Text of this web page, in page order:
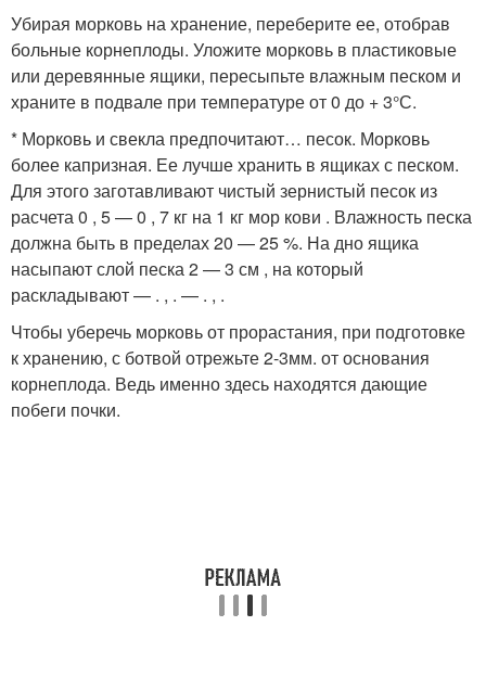
Убирая морковь на хранение, переберите ее, отобрав
больные корнеплоды. Уложите морковь в пластиковые
или деревянные ящики, пересыпьте влажным песком и
храните в подвале при температуре от 0 до + 3°С.
* Морковь и свекла предпочитают… песок. Морковь
более капризная. Ее лучше хранить в ящиках с песком.
Для этого заготавливают чистый зернистый песок из
расчета 0 , 5 — 0 , 7 кг на 1 кг мор кови . Влажность песка
должна быть в пределах 20 — 25 %. На дно ящика
насыпают слой песка 2 — 3 см , на который
раскладывают — . , . — . , .
Чтобы уберечь морковь от прорастания, при подготовке
к хранению, с ботвой отрежьте 2-3мм. от основания
корнеплода. Ведь именно здесь находятся дающие
побеги почки.